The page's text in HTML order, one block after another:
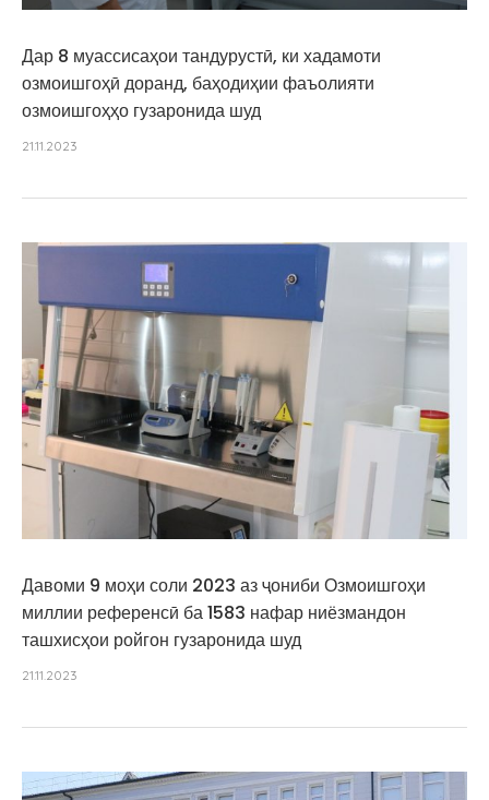
Дар 8 муассисаҳои тандурустӣ, ки хадамоти
озмоишгоҳӣ доранд, баҳодиҳии фаъолияти
озмоишгоҳҳо гузаронида шуд
21.11.2023
Давоми 9 моҳи соли 2023 аз ҷониби Озмоишгоҳи
миллии референсӣ ба 1583 нафар ниёзмандон
ташхисҳои ройгон гузаронида шуд
21.11.2023